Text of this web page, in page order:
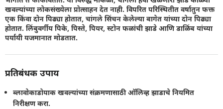
खवल्यांच्या लोकसंख्येला प्रोत्साहन देत नाही. विपरित परिस्थितीत वर्षातुन फक्त
एक किंवा दोन पिढ्या होतात, चांगले सिंचन केलेल्या बागेत यांच्या दोन पिढ्या
होतात. लिंबुवर्गीय पिके, पिस्ते, पियर, स्टोन फळांची झाडे आणि डाळिंब यांच्या
पर्यायी यजमानात मोडतात.
प्रतिबंधक उपाय
ब्लावोकाडोयाक खवल्यांच्या संक्रमणासाठी ऑलिव्ह झाडाचे नियमित
निरीक्षण करा.